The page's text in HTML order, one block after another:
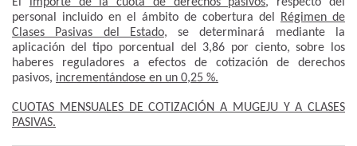
El importe de la cuota de derechos pasivos, respecto del
personal incluido en el ámbito de cobertura del Régimen de
Clases Pasivas del Estado, se determinará mediante la
aplicación del tipo porcentual del 3,86 por ciento, sobre los
haberes reguladores a efectos de cotización de derechos
pasivos, incrementándose en un 0,25 %.
CUOTAS MENSUALES DE COTIZACIÓN A MUGEJU Y A CLASES
PASIVAS.